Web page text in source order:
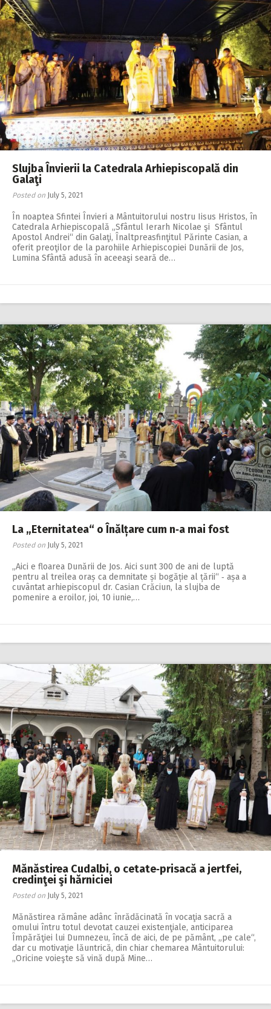
Slujba Învierii la Catedrala Arhiepiscopală din
Galaţi
Posted on July 5, 2021
În noaptea Sfintei Învieri a Mântuitorului nostru Iisus Hristos, în
Catedrala Arhiepiscopală „Sfântul Ierarh Nicolae şi Sfântul
Apostol Andrei“ din Galaţi, Înaltpreasfinţitul Părinte Casian, a
oferit preoţilor de la parohiile Arhiepiscopiei Dunării de Jos,
Lumina Sfântă adusă în aceeaşi seară de…
La „Eternitatea“ o Înălțare cum n‑a mai fost
Posted on July 5, 2021
„Aici e floarea Dunării de Jos. Aici sunt 300 de ani de luptă
pentru al treilea oraș ca demnitate și bogăție al țării“ ‑ așa a
cuvântat arhiepiscopul dr. Casian Crăciun, la slujba de
pomenire a eroilor, joi, 10 iunie,…
Mănăstirea Cudalbi, o cetate‑prisacă a jertfei,
credinţei şi hărniciei
Posted on July 5, 2021
Mănăstirea rămâne adânc înrădăcinată în vocaţia sacră a
omului întru totul devotat cauzei existenţiale, anticiparea
Împărăţiei lui Dumnezeu, încă de aici, de pe pământ, „pe cale“,
dar cu motivaţie lăuntrică, din chiar chemarea Mântuitorului:
„Oricine voieşte să vină după Mine…